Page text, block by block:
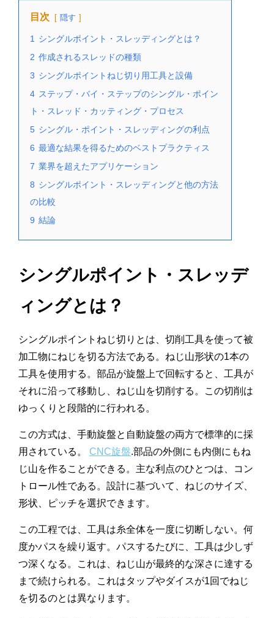
目次 隠す
1
シングルポイント・スレッディングとは？
2 作成されるスレッドの種類
3 シングルポイントねじ切り用工具と設備
4 ステップ・バイ・ステップのシングル・ポイン
ト・スレッド・カッティング・プロセス
5 シングル・ポイント・スレッディングの利点
6 最適な結果を得るためのベストプラクティス
7 業界を超えたアプリケーション
8 シングルポイント・スレッディングと他の方法
の比較
9 結論
シングルポイント・スレッデ
ィングとは？
シングルポイントねじ切りとは、切削工具を使って被
加工物にねじを切る方法である。ねじ山形状の1本の
工具を使用する。部品が旋盤上で回転すると、工具が
それに沿って移動し、ねじ山を切削する。この切削は
ゆっくりと段階的に行われる。
この方式は、手動旋盤と自動旋盤の両方で標準的に採
用されている。 CNC旋盤.部品の外側にも内側にもね
じ山を作ることができる。主な利点のひとつは、コン
トロール性である。設計に基づいて、ねじのサイズ、
形状、ピッチを選択できます。
この工程では、工具は糸全体を一度に切断しない。何
度かパスを繰り返す。パスするたびに、工具は少しず
つ深くなる。これは、ねじ山が最終的な深さに達する
まで続けられる。これはタップやダイスが1回でねじ
を切るのとは異なります。